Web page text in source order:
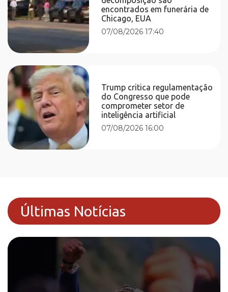
encontrados em funerária de
Chicago, EUA
07/08/2026 17:40
Trump critica regulamentação
do Congresso que pode
comprometer setor de
inteligência artificial
07/08/2026 16:00
Últimas Notícias